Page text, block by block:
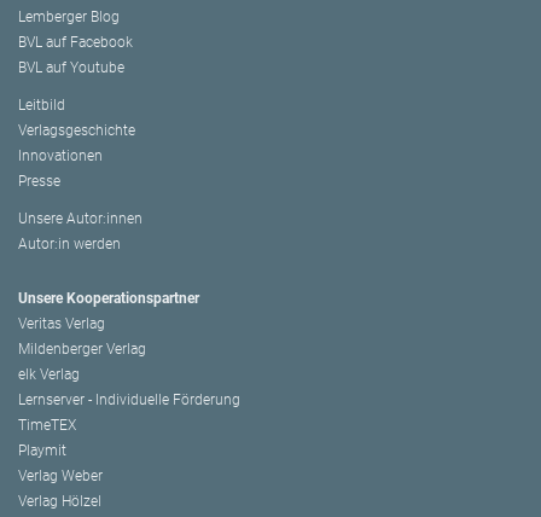
Lemberger Blog
BVL auf Facebook
BVL auf Youtube
Leitbild
Verlagsgeschichte
Innovationen
Presse
Unsere Autor:innen
Autor:in werden
Unsere Kooperationspartner
Veritas Verlag
Mildenberger Verlag
elk Verlag
Lernserver - Individuelle Förderung
TimeTEX
Playmit
Verlag Weber
Verlag Hölzel